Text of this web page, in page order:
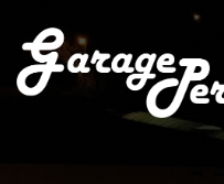
Paramètres avancés des